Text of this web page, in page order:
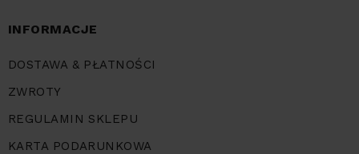
INFORMACJE
DOSTAWA & PŁATNOŚCI
ZWROTY
REGULAMIN SKLEPU
KARTA PODARUNKOWA